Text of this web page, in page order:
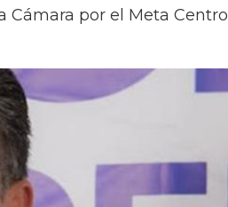
Cámara por el Meta Centro